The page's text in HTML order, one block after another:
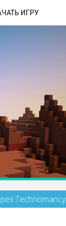
ИГРУ
Technomancy